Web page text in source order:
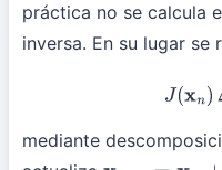
práctica no se calcula
inversa. En su lugar se
J( x
mediante